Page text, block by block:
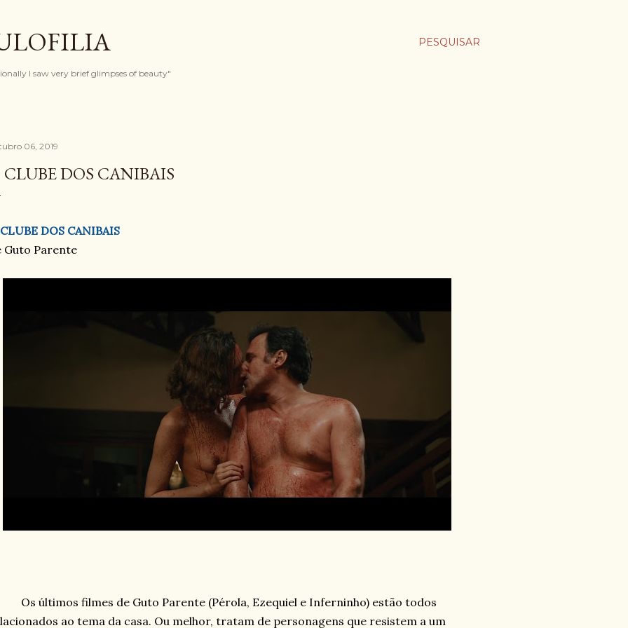
PESQUISAR
I saw very brief glimpses of beauty"
06, 2019
CLUBE DOS CANIBAIS
DOS CANIBAIS
Guto Parente
Os últimos filmes de Guto Parente (Pérola, Ezequiel e Inferninho) estão todos
ao tema da casa. Ou melhor, tratam de personagens que resistem a um